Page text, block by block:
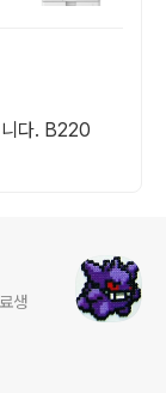
니다. B220